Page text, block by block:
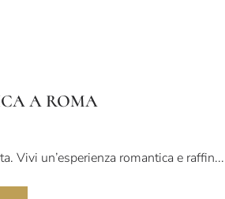
A ROMA
Vivi un’esperienza romantica e raffin...